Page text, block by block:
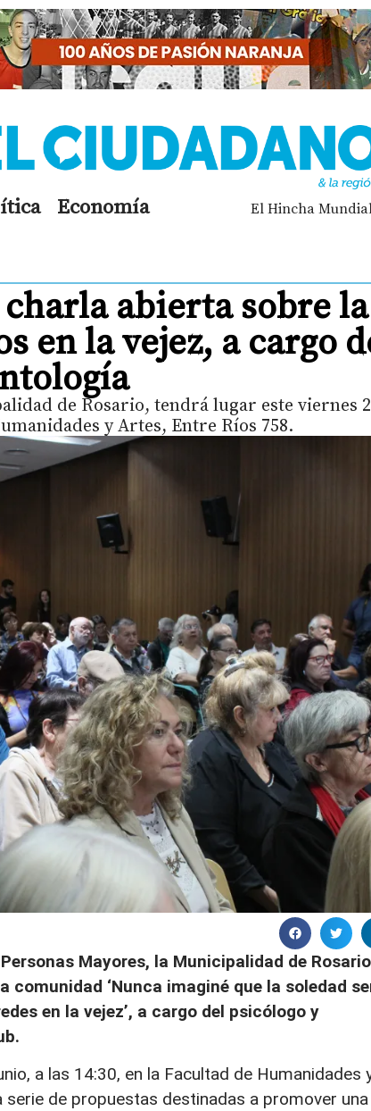
Economía El Hincha
abierta sobre la
en la vejez, a cargo
de Rosario, tendrá lugar este viernes
y Artes, Entre Ríos 758.
Mayores, la Municipalidad de Rosario
‘Nunca imaginé que la soledad
en la vejez’, a cargo del psicólogo y
a las 14:30, en la Facultad de Humanidades
de propuestas destinadas a promover una